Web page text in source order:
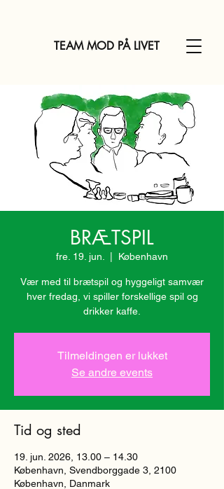
TEAM MOD PÅ LIVET
BRÆTSPIL
fre. 19. jun. København
Vær med til brætspil og hyggeligt samvær
hver fredag, vi spiller forskellige spil og
drikker kaffe.
Tilmeldingen er lukket
Se andre events
Tid og sted
19. jun. 2026, 13.00 – 14.30
København, Svendborggade 3, 2100
København, Danmark